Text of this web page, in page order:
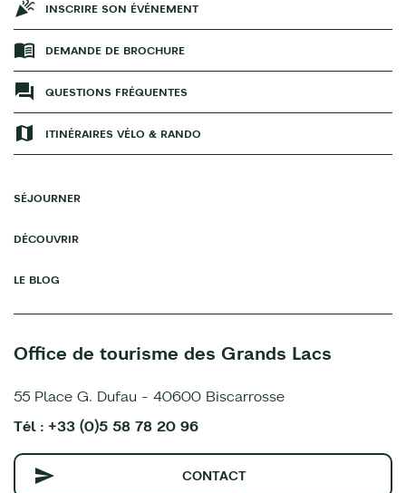
INSCRIRE SON ÉVÉNEMENT
DEMANDE DE BROCHURE
QUESTIONS FRÉQUENTES
ITINÉRAIRES VÉLO & RANDO
SÉJOURNER
DÉCOUVRIR
LE BLOG
Office de tourisme des Grands Lacs
55 Place G. Dufau - 40600 Biscarrosse
Tél : +33 (0)5 58 78 20 96
CONTACT